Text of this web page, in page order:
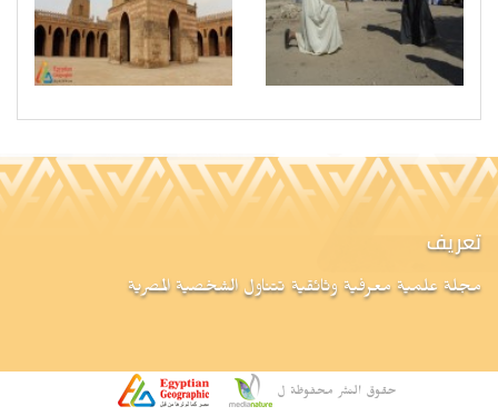
تعريف
مجلة علمية معرفية وثائقية تتناول الشخصية المصرية
حقوق النشر محفوظة ل